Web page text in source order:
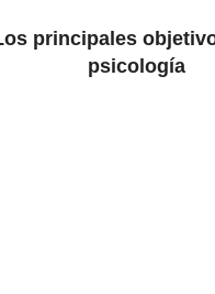
principales
psicología